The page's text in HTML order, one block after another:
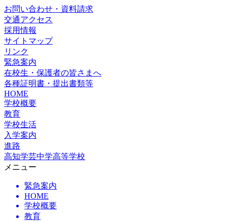
お問い合わせ・資料請求
交通アクセス
採用情報
サイトマップ
リンク
緊急案内
在校生・保護者の皆さまへ
各種証明書・提出書類等
HOME
学校概要
教育
学校生活
入学案内
進路
高知学芸中学高等学校
メニュー
緊急案内
HOME
学校概要
教育